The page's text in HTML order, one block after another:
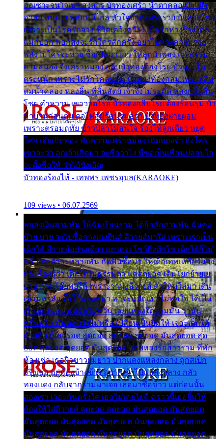
ออเซาะจนใจเบา สงสาร บัวทองเศร้า น้ำตาคลอเบ้า เฝ้า
อาลัย หนุ่มรูปหล่อหนีไกล หัวใจบัวทองระรวย บัวทองโศก
เพราะเป็นโรครักจาง ชีวิตเคว้งคว้าง เมื่อรักห่างร้างไกล
แม่ก็บอก พ่อก็สั่งจะรักใครสักครั้ง อย่าไปหวังความรวย
พลั้งไปใครจะช่วย ซื้อเปลมาไกว ให้ลูกบัวทอง เวรกรรม
ตามสนอง จึงเศร้าหมอง กลีบบัวทองต้องโรย บัวทองไม่
ตระหนัก เพราะไม่รักโคลนตม บัวทองท้องกลม เพราะลืม
ตมน้ำคลอง หลงลิ้น ที่สิ้นสัตย์ เจ้าจึงไม่ระมัด หลงกลิ่นลิ้น
โชย คำหวาน เขาวาดโรย บัวทองกลีบโรย ต้องร้อนรุม บัว
มาบานก่อนตูม ดุจไฟสุมร้อนรุมอุรา บัวทองผ่ายผอม
เพราะตรอมฤทัย ข้าวปลาไม่สนใจ ร้องไห้ลูกเดียว หยุด
โศก เสียเถิดทอง พักความเศร้าหมอง เถิดทองจ๋า ถึงใคร
เขาจะว่า ลูกเจ้าเกิดมา จะชื่อว่าไง พี่ขอเป็นเพื่อนปลอบใจ
จะตั้งชื่อให้ ว่าไอ้บังเอิญ
บัวทองร้องไห้ - เทพพร เพชรอุบล(KARAOKE)
109 views • 06.07.2569
พ่อส่งเงินสามพัน ให้ฉันเรียนราม ได้อีกสักสามพัน ฉันคง
บ๊าย บาย จะไปซื้อกางเกงยีนส์ ลีวายส์มาใส่ เพราะเราเป็น
เด็กใต้ ลีวายส์อย่างเดียว อยากจะโชว์ถึงหิวโซ เด็กใต้ก็ไม่
หวั่น ตกตัวละหลายพัน กัดฟันซื้อมา ให้เด็กเทพเหลียวมอง
และต้องรู้ว่า เด็กใต้ไม่ธรรมดา แต่สุดยอด เดินโยกย้ายเย
ยวน กวนโอ๊ยพอได้ เพราะว่านุ่งลีวายส์ ตัวใหม่ใส่มา เดิน
เข้ามหาลัย จิ๊กโก๊มองหน้า ท่าจะมีปัญหา ไม่พอใจ ได้เป็น
เรื่องแน่นอน แต่ฉันไม่หวั่น เลยแหลงใต้ถามมัน ว่ามัน
พรั่นพรือ มันตอบว่าไม่พรื่อ เปลี่ยนเป็นยิ้มให้ เจอะเด็กใต้
ด้วยกัน ก็เลยรอด สุดยอด สุดยอด สุดยอด มันสุดยอด สุด
ยอด สุดยอด สุดยอด มันสุดยอด แอบหลงรักสาวราม ที่พัก
ห้องเช่า เธอผิวขาวผมยาว ปากแดงแหลงกลาง ถูกสเป็ก
จริงเธอ อยู่ห้องข้างข้าง อยากเข้าไปแหลงกลาง กลัว
ทองแดง กลับจากรามมาเจอ เธอมาซื้อข้าว แต่ก่อนนั้น
สองเรา เจอะกันครั้งใด เธอไม่เคยไยดี คราวนี้เธอยิ้มให้
ต้องให้ใส่ลีวายส์ สุดยอด สุดยอด มันสุดยอด มันสุดยอด
มันสุดยอด มันสุดยอด มันสุดยอด มันสุดยอด มันสุดยอด
มันสุดยอด มันสุดยอด มันสุดยอด มันสุดยอด มันสุดยอด